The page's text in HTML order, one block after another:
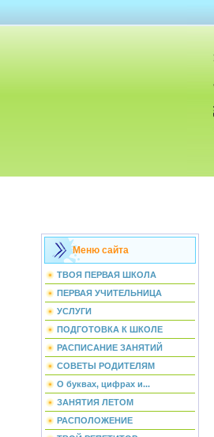
Меню сайта
ТВОЯ ПЕРВАЯ ШКОЛА
ПЕРВАЯ УЧИТЕЛЬНИЦА
УСЛУГИ
ПОДГОТОВКА К ШКОЛЕ
РАСПИСАНИЕ ЗАНЯТИЙ
СОВЕТЫ РОДИТЕЛЯМ
О буквах, цифрах и...
ЗАНЯТИЯ ЛЕТОМ
РАСПОЛОЖЕНИЕ